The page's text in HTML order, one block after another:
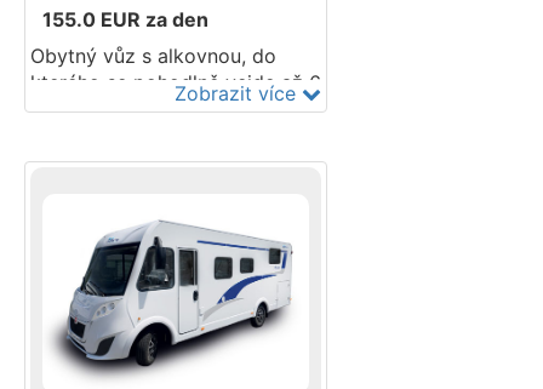
155.0 EUR za den
Obytný vůz s alkovnou, do
kterého se pohodlně vejde až 6
cestujících. Kuchyň, sprcha,
cestujících jsou samozřejmostí.
garáže se vejde vaše sportovní
náčiní, kempingový nábytek i
motocykl. Postaveno na
podvozku Fiat. Modelový rok
2025. Do tohoto vozidla lze
umístit 2 dětské autosedačky –
ISOFIX. Pokud jich požadujete
Zobrazit více